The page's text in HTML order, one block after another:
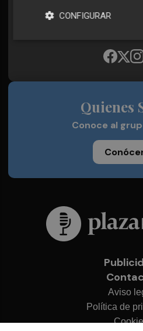
Síguenos
Quienes
Conoce al
Aviso
Política de
CONFIGURAR